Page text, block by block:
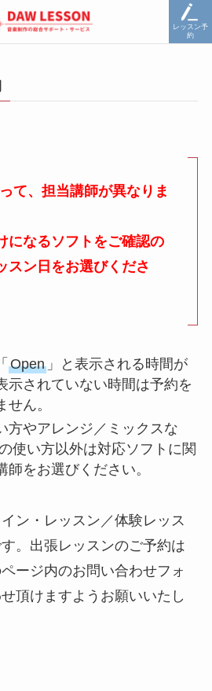
レッスン予
約
て、担当講師が異なりま
になるソフトをご確認の
スン日をお選びくださ
Open」と表示される時間が
示されていない時間は予約を
ん。
方やアレンジ／ミックスな
使い方以外は対応ソフトに関
をお選びください。
ン・レッスン／体験レッス
。出張レッスンのご予約は
ページ内のお問い合わせフォ
頂けますようお願いいたし